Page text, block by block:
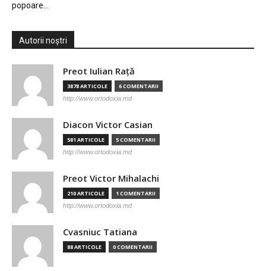
popoare…
Autorii noștri
Preot Iulian Raţă
3878 ARTICOLE 6 COMENTARII
http://www.ortodoxia.md
Diacon Victor Casian
581 ARTICOLE 5 COMENTARII
http://www.ortodoxia.md
Preot Victor Mihalachi
210 ARTICOLE 1 COMENTARII
http://www.ortodoxia.md
Cvasniuc Tatiana
88 ARTICOLE 0 COMENTARII